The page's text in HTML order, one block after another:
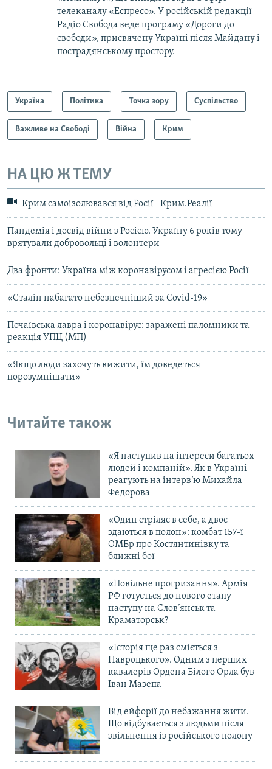
телеканалу «Еспресо». У російській редакції
Радіо Свобода веде програму «Дороги до
свободи», присвячену Україні після Майдану і
пострадянському простору.
Україна Політика Точка зору Суспільство
Важливе на Свободі Війна Крим
НА ЦЮ Ж ТЕМУ
Крим самоізолювався від Росії | Крим.Реалії
Пандемія і досвід війни з Росією. Україну 6 років тому
врятували добровольці і волонтери
Два фронти: Україна між коронавірусом і агресією Росії
«Сталін набагато небезпечніший за Covid-19»
Почаївська лавра і коронавірус: заражені паломники та
реакція УПЦ (МП)
«Якщо люди захочуть вижити, їм доведеться
порозумнішати»
Читайте також
«Я наступив на інтереси багатьох
людей і компаній». Як в Україні
реагують на інтерв’ю Михайла
Федорова
«Один стріляє в себе, а двоє
здаються в полон»: комбат 157-ї
ОМБр про Костянтинівку та
ближні бої
«Повільне прогризання». Армія
РФ готується до нового етапу
наступу на Слов’янськ та
Краматорськ?
«Історія ще раз сміється з
Навроцького». Одним з перших
кавалерів Ордена Білого Орла був
Іван Мазепа
Від ейфорії до небажання жити.
Що відбувається з людьми після
звільнення із російського полону